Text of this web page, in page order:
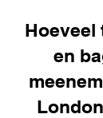
Hoeveel
en